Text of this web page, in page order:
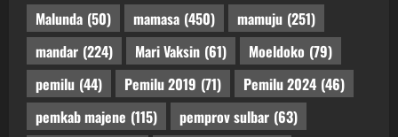
Malunda (50) mamasa (450) mamuju (251)
mandar (224) Mari Vaksin (61) Moeldoko (79)
pemilu (44) Pemilu 2019 (71) Pemilu 2024 (46)
pemkab majene (115) pemprov sulbar (63)